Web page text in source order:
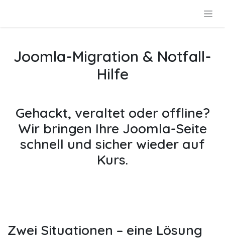
Joomla-Migration & Notfall-
Hilfe
Gehackt, veraltet oder offline?
Wir bringen Ihre Joomla-Seite
schnell und sicher wieder auf
Kurs.
Zwei Situationen – eine Lösung